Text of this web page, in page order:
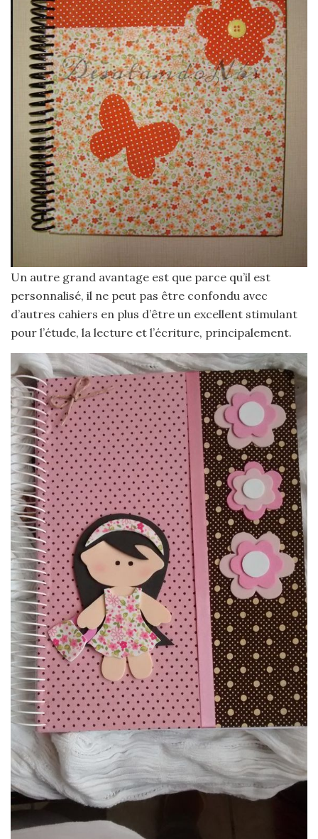
Un autre grand avantage est que parce qu’il est
personnalisé, il ne peut pas être confondu avec
d’autres cahiers en plus d’être un excellent stimulant
pour l’étude, la lecture et l’écriture, principalement.